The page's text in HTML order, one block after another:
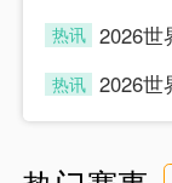
热讯
热讯 2026世